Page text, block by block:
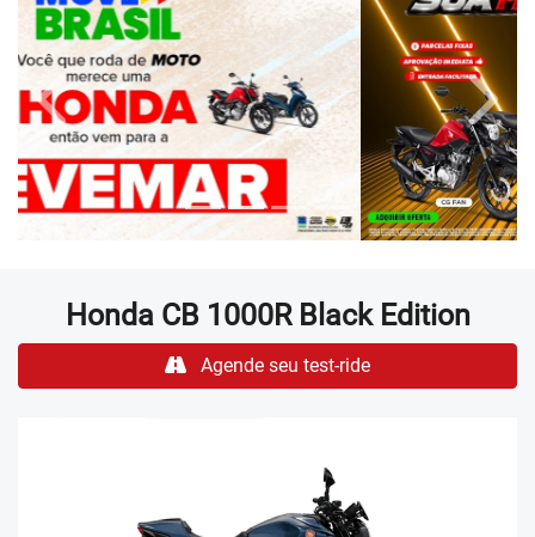
templates.template-
HondaCB 1000R Black Edition
Agende seu test-ride